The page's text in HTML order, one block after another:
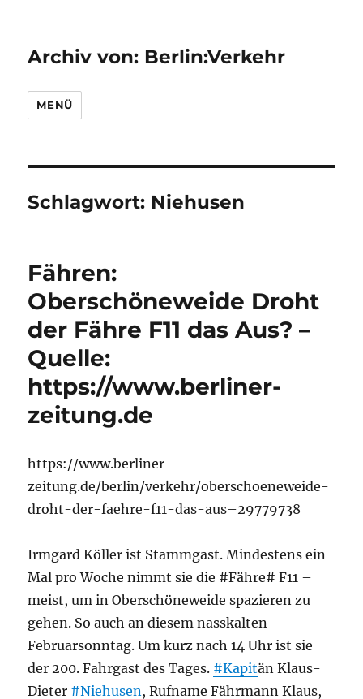
Archiv von: Berlin:Verkehr
MENÜ
Schlagwort: Niehusen
Fähren:
Oberschöneweide Droht
der Fähre F11 das Aus? –
Quelle:
https://www.berliner-
zeitung.de
https://www.berliner-
zeitung.de/berlin/verkehr/oberschoeneweide-
droht-der-faehre-f11-das-aus–29779738
Irmgard Köller ist Stammgast. Mindestens ein
Mal pro Woche nimmt sie die #Fähre# F11 –
meist, um in Oberschöneweide spazieren zu
gehen. So auch an diesem nasskalten
Februarsonntag. Um kurz nach 14 Uhr ist sie
der 200. Fahrgast des Tages. #Kapitän Klaus-
Dieter #Niehusen, Rufname Fährmann Klaus,